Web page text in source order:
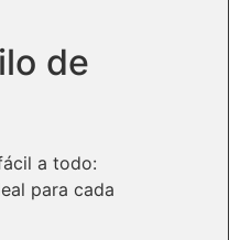
de
a todo:
para cada